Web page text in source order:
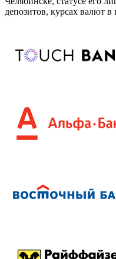
депозитов, курсах валют